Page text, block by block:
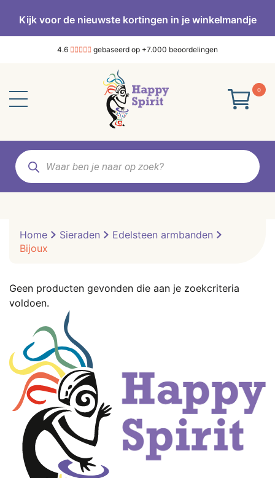
Kijk voor de nieuwste kortingen in je winkelmandje
4.6 gebaseerd op +7.000 beoordelingen
0
Producten
zoeken
Home Sieraden
Edelsteen armbanden
Bijoux
Geen producten gevonden die aan je zoekcriteria
voldoen.